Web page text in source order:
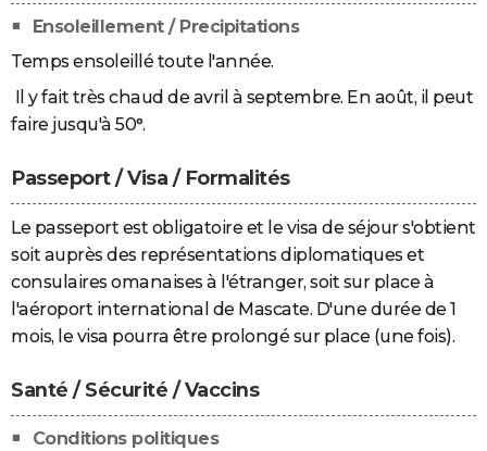
Ensoleillement / Precipitations
Temps ensoleillé toute l'année.
Il y fait très chaud de avril à septembre. En août, il peut
faire jusqu'à 50°.
Passeport / Visa / Formalités
Le passeport est obligatoire et le visa de séjour s'obtient
soit auprès des représentations diplomatiques et
consulaires omanaises à l'étranger, soit sur place à
l'aéroport international de Mascate. D'une durée de 1
mois, le visa pourra être prolongé sur place (une fois).
Santé / Sécurité / Vaccins
Conditions politiques